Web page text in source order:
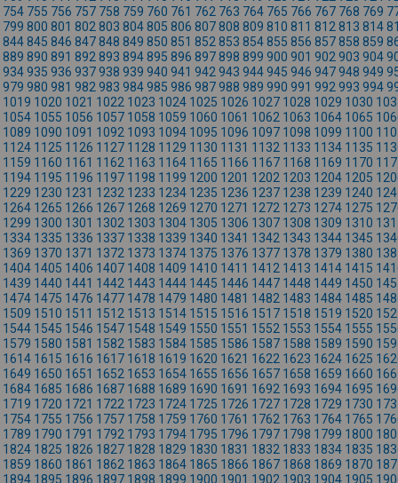
754 755 756 757 758 759 760 761 762 763 764 765 766 767 768 769
799 800 801 802 803 804805 806 807808 809 810 811 812 813 814
844845 846 847848 849 850 851 852 853 854855 856 857858 859
889 890 891 892 893 894895 896 897898 899 900 901 902 903 904
934935 936 937938 939 940 941 942 943 944945 946 947948 949
979 980 981 982 983 984985 986 987988 989 990 991 992 993 994
1019 1020 1021 1022 1023 1024 1025 1026 1027 1028 1029 1030
1054 1055 1056 1057 1058 1059 1060 1061 1062 1063 1064 1065
1089 1090 1091 1092 1093 1094 1095 1096 1097 1098 1099 1100
1124 1125 1126 1127 1128 1129 1130 1131 1132 1133 1134 1135
1159 1160 1161 1162 1163 1164 1165 1166 1167 1168 1169 1170
1194 1195 1196 1197 1198 1199 1200 1201 1202 1203 1204 1205
1229 1230 1231 1232 1233 1234 1235 1236 1237 1238 1239 1240
1264 1265 1266 1267 1268 1269 1270 1271 1272 1273 1274 1275
1299 1300 1301 1302 1303 1304 1305 1306 1307 1308 1309 1310
1334 1335 1336 1337 1338 1339 1340 1341 1342 1343 1344 1345
1369 1370 1371 1372 1373 1374 1375 1376 1377 1378 1379 1380
1404 1405 1406 1407 1408 1409 1410 1411 1412 1413 1414 1415
1439 1440 1441 1442 1443 1444 1445 1446 1447 1448 1449 1450
1474 1475 1476 1477 1478 1479 1480 1481 1482 1483 1484 1485
1509 1510 1511 1512 1513 1514 1515 1516 1517 1518 1519 1520
1544 1545 1546 1547 1548 1549 1550 1551 1552 1553 1554 1555
1579 1580 1581 1582 1583 1584 1585 1586 1587 1588 1589 1590
1614 1615 1616 1617 1618 1619 1620 1621 1622 1623 1624 1625
1649 1650 1651 1652 1653 1654 1655 1656 1657 1658 1659 1660
1684 1685 1686 1687 1688 1689 1690 1691 1692 1693 1694 1695
1719 1720 1721 1722 1723 1724 1725 1726 1727 1728 1729 1730
1754 1755 1756 1757 1758 1759 1760 1761 1762 1763 1764 1765
1789 1790 1791 1792 1793 1794 1795 1796 1797 1798 1799 1800
1824 1825 1826 1827 1828 1829 1830 1831 1832 1833 1834 1835
1859 1860 1861 1862 1863 1864 1865 1866 1867 1868 1869 1870
1894 1895 1896 1897 1898 1899 1900 1901 1902 1903 1904 1905